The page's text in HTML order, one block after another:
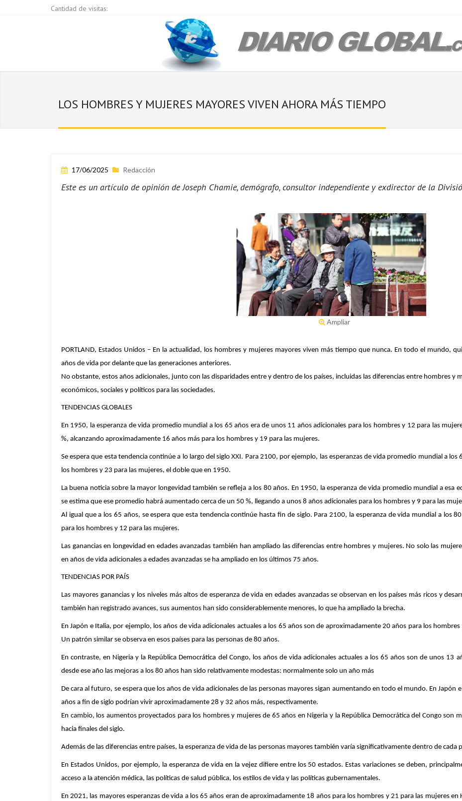
Cantidad de visitas:
LOS HOMBRES Y MUJERES MAYORES VIVEN AHORA MÁS TIEMPO
17/06/2025 Redacción
Este es un artículo de opinión de Joseph Chamie, demógrafo, consultor independiente y exdirector de la
Ampliar
PORTLAND, Estados Unidos – En la actualidad, los hombres y mujeres mayores viven más tiempo que nunca. En todo el mundo,
años de vida por delante que las generaciones anteriores.
No obstante, estos años adicionales, junto con las disparidades entre y dentro de los países, incluidas las diferencias entre hombres
económicos, sociales y políticos para las sociedades.
TENDENCIAS GLOBALES
En 1950, la esperanza de vida promedio mundial a los 65 años era de unos 11 años adicionales para los hombres y 12 para las
%, alcanzando aproximadamente 16 años más para los hombres y 19 para las mujeres.
Se espera que esta tendencia continúe a lo largo del siglo XXI. Para 2100, por ejemplo, las esperanzas de vida promedio mundial a
los hombres y 23 para las mujeres, el doble que en 1950.
La buena noticia sobre la mayor longevidad también se refleja a los 80 años. En 1950, la esperanza de vida promedio mundial a esa
se estima que ese promedio habrá aumentado cerca de un 50 %, llegando a unos 8 años adicionales para los hombres y 9 para las
Al igual que a los 65 años, se espera que esta tendencia continúe hasta fin de siglo. Para 2100, la esperanza de vida mundial a los
para los hombres y 12 para las mujeres.
Las ganancias en longevidad en edades avanzadas también han ampliado las diferencias entre hombres y mujeres. No solo las
en años de vida adicionales a edades avanzadas se ha ampliado en los últimos 75 años.
TENDENCIAS POR PAÍS
Las mayores ganancias y los niveles más altos de esperanza de vida en edades avanzadas se observan en los países más ricos y
también han registrado avances, sus aumentos han sido considerablemente menores, lo que ha ampliado la brecha.
En Japón e Italia, por ejemplo, los años de vida adicionales actuales a los 65 años son de aproximadamente 20 años para los
Un patrón similar se observa en esos países para las personas de 80 años.
En contraste, en Nigeria y la República Democrática del Congo, los años de vida adicionales actuales a los 65 años son de unos 13
desde ese año las mejoras a los 80 años han sido relativamente modestas: normalmente solo un año más
De cara al futuro, se espera que los años de vida adicionales de las personas mayores sigan aumentando en todo el mundo. En
años a fin de siglo podrían vivir aproximadamente 28 y 32 años más, respectivamente.
En cambio, los aumentos proyectados para los hombres y mujeres de 65 años en Nigeria y la República Democrática del Congo son
hacia finales del siglo.
Además de las diferencias entre países, la esperanza de vida de las personas mayores también varía significativamente dentro de cada
En Estados Unidos, por ejemplo, la esperanza de vida en la vejez difiere entre los 50 estados. Estas variaciones se deben,
acceso a la atención médica, las políticas de salud pública, los estilos de vida y las políticas gubernamentales.
En 2021, las mayores esperanzas de vida a los 65 años eran de aproximadamente 18 años para los hombres y 21 para las mujeres